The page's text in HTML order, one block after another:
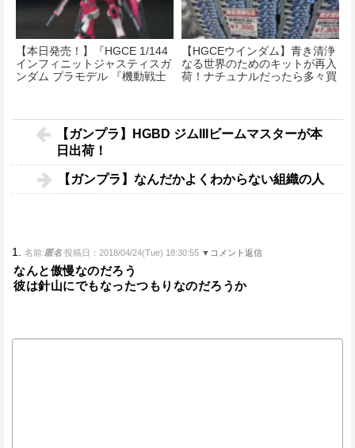
【本日発売！】『HGCE 1/144
インフィニットジャスティスガ
ンダム プラモデル 『機動戦士
【HGCEウインダム】青き清浄
なる世界のためのキットが再入
荷！ナチュナルだったら多々買
【ガンプラ】HGBD ジムIIIビームマスターが本
日出荷！
【ガンプラ】なんだかよくわからない組織の人
1. 名前:匿名 投稿日：2018/04/24(Tue) 18:30:55 ▼コメント返信
なんと傲慢なのだろう
彼は針山にでもなったつもりなのだろうか